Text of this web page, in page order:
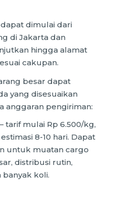
dimulai dari
di Jakarta dan
hingga alamat
cakupan.
besar dapat
yang disesuaikan
anggaran pengiriman:
tarif mulai Rp 6.500/kg,
8-10 hari. Dapat
untuk muatan cargo
distribusi rutin,
koli.